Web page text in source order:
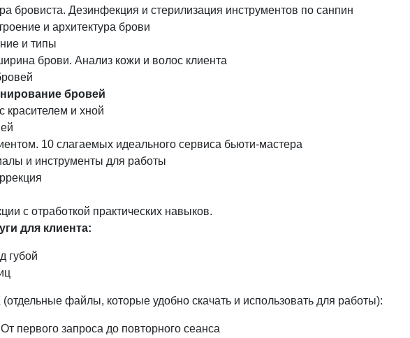
бровиста. Дезинфекция и стерилизация инструментов по санпин
и архитектура брови
и типы
брови. Анализ кожи и волос клиента
бровей
красителем и хной
10 слагаемых идеального сервиса бьюти-мастера
и инструменты для работы
с отработкой практических навыков.
для клиента:
губой
(отдельные файлы, которые удобно скачать и использовать для работы):
первого запроса до повторного сеанса